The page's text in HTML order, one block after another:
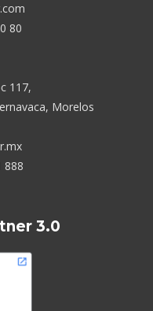
80
117,
Morelos
888
3.0